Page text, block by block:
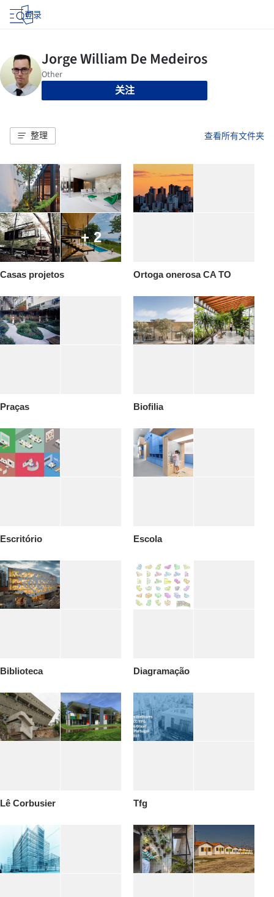
登录
关注
整理 查看所有文件夹
+ 2
Casas projetos Ortoga onerosa CA TO
Praças Biofilia
Escritório Escola
Biblioteca Diagramação
Lê Corbusier Tfg